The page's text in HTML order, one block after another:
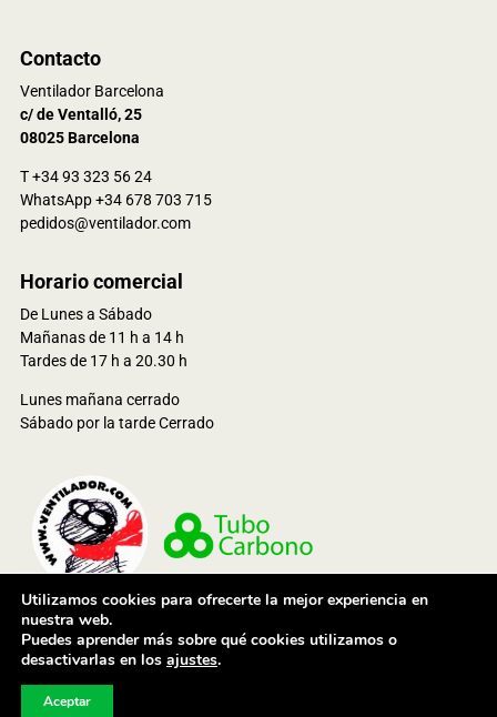
Contacto
Ventilador Barcelona
c/ de Ventalló, 25
08025 Barcelona
T +34 93 323 56 24
WhatsApp +34 678 703 715
pedidos@ventilador.com
Horario comercial
De Lunes a Sábado
Mañanas de 11 h a 14 h
Tardes de 17 h a 20.30 h
Lunes mañana cerrado
Sábado por la tarde Cerrado
© 2021 Ventioutdoor Services, S.L. Todos los derechos reservados
Utilizamos cookies para ofrecerte la mejor experiencia en
nuestra web.
Puedes aprender más sobre qué cookies utilizamos o
desactivarlas en los ajustes.
Aceptar